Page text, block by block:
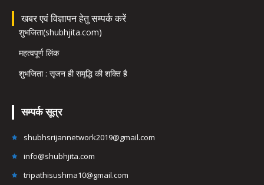
खबर एवं विज्ञापन हेतु सम्पर्क करें
शुभजिता(shubhjita.com)
महत्वपूर्ण लिंक
शुभजिता : सृजन ही समृद्धि की शक्ति है
सम्पर्क सूत्र
shubhsrijannetwork2019@gmail.com
info@shubhjita.com
tripathisushma10@gmail.com